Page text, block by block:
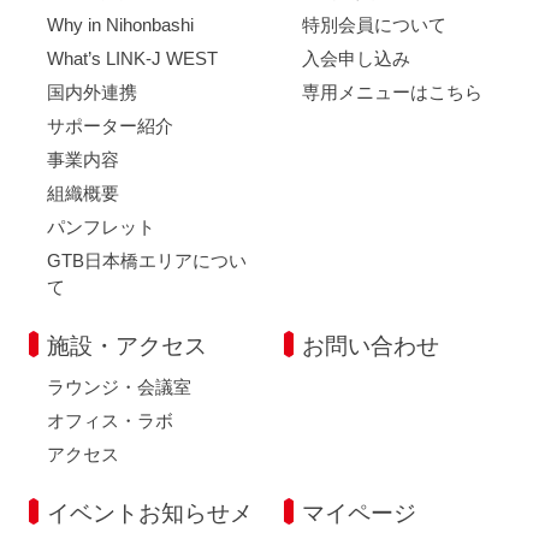
Why in Nihonbashi
What’s LINK-J WEST
国内外連携
サポーター紹介
事業内容
組織概要
パンフレット
GTB日本橋エリアについ
て
特別会員について
入会申し込み
専用メニューはこちら
施設・アクセス
ラウンジ・会議室
オフィス・ラボ
アクセス
お問い合わせ
イベントお知らせメ マイページ